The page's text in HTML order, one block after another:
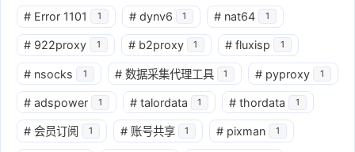
# Error 1101 1 # dynv6 1 # nat64 1
# 922proxy 1 # b2proxy 1 # fluxisp 1
# nsocks 1 # 数据采集代理工具 1 # pyproxy 1
# adspower 1 # talordata 1 # thordata 1
# 会员订阅 1 # 账号共享 1 # pixman 1